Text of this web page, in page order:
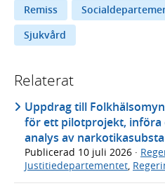
Remiss
Sjukvård
Relaterat
Uppdrag till
för ett pilotprojekt,
analys av
Publicerad 10 juli 2026 ·
Justitiedepartementet,